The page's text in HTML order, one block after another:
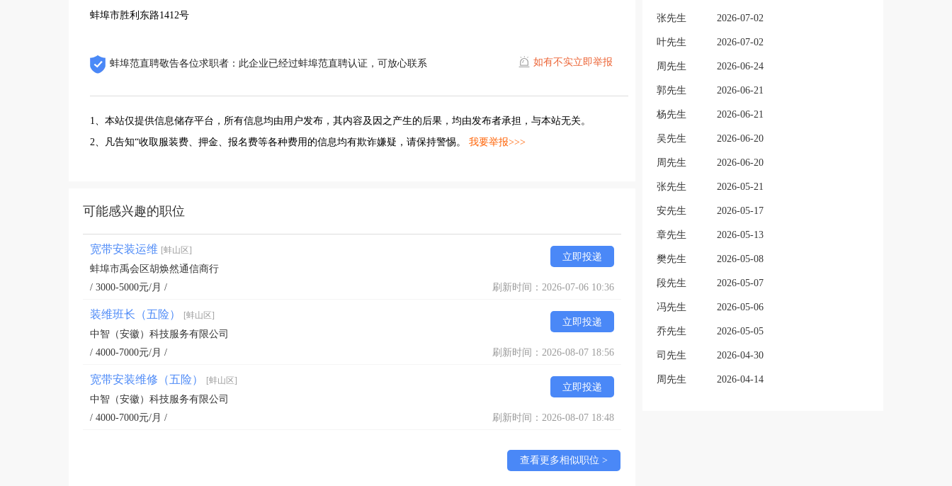
蚌埠市胜利东路1412号
蚌埠范直聘敬告各位求职者：此企业已经过蚌埠范直聘认证，可放心联系 如有不实立即举报
1、本站仅提供信息储存平台，所有信息均由用户发布，其内容及因之产生的后果，均由发布者承担，与本站无关。
2、凡告知“收取服装费、押金、报名费等各种费用的信息均有欺诈嫌疑，请保持警惕。 我要举报>>>
可能感兴趣的职位
宽带安装运维 [蚌山区]
立即投递
蚌埠市禹会区胡焕然通信商行
/ 3000-5000元/月 /
刷新时间：2026-07-06 10:36
装维班长（五险） [蚌山区]
立即投递
中智（安徽）科技服务有限公司
/ 4000-7000元/月 /
刷新时间：2026-08-07 18:56
宽带安装维修（五险） [蚌山区]
立即投递
中智（安徽）科技服务有限公司
/ 4000-7000元/月 /
刷新时间：2026-08-07 18:48
查看更多相似职位 >
张先生 2026-07-02
叶先生 2026-07-02
周先生 2026-06-24
郭先生 2026-06-21
杨先生 2026-06-21
吴先生 2026-06-20
周先生 2026-06-20
张先生 2026-05-21
安先生 2026-05-17
章先生 2026-05-13
樊先生 2026-05-08
段先生 2026-05-07
冯先生 2026-05-06
乔先生 2026-05-05
司先生 2026-04-30
周先生 2026-04-14